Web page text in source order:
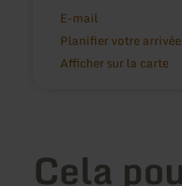
E-mail
Planifier votre arrivée
Afficher sur la carte
Cela